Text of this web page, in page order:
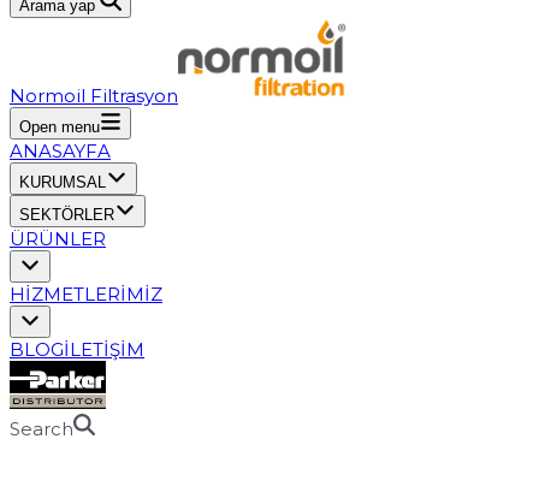
Arama yap
Normoil Filtrasyon
Open menu
ANASAYFA
KURUMSAL
SEKTÖRLER
ÜRÜNLER
HİZMETLERİMİZ
BLOGİLETİŞİM
Search